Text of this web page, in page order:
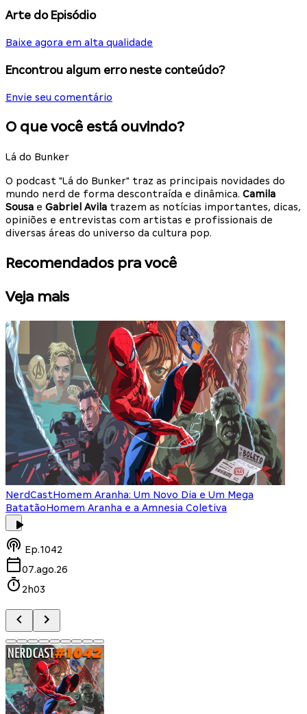
Arte do Episódio
Baixe agora em alta qualidade
Encontrou algum erro neste conteúdo?
Envie seu comentário
O que você está ouvindo?
Lá do Bunker
O podcast "Lá do Bunker" traz as principais novidades do
mundo nerd de forma descontraída e dinâmica. Camila
Sousa e Gabriel Avila trazem as notícias importantes, dicas,
opiniões e entrevistas com artistas e profissionais de
diversas áreas do universo da cultura pop.
Recomendados pra você
Veja mais
NerdCastHomem Aranha: Um Novo Dia e Um Mega
BatatãoHomem Aranha e a Amnesia Coletiva
Ep.1042
07.ago.26
2h03